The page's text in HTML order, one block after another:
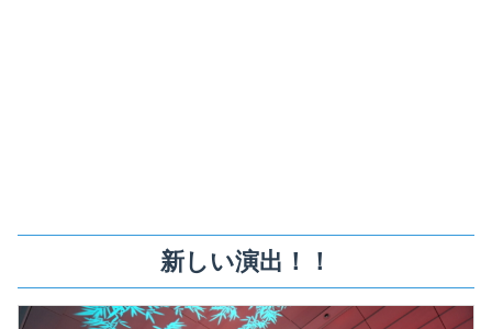
新しい演出！！